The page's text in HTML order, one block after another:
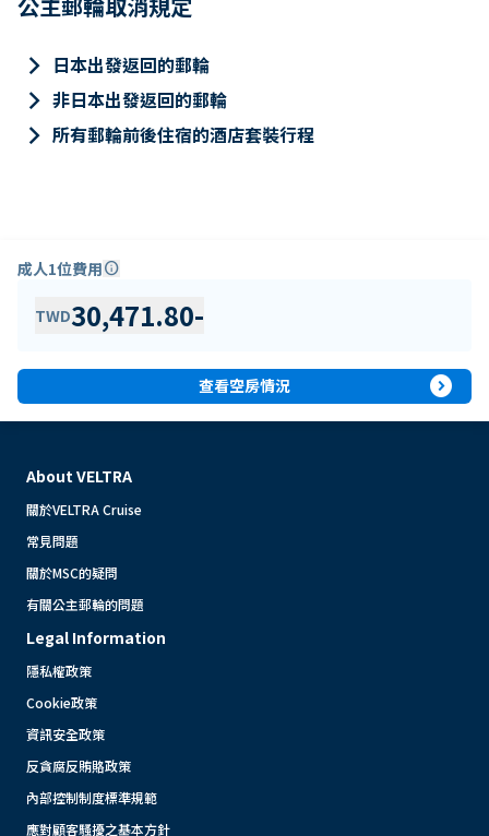
keyboard_arrow_right 日本出發返回的郵輪
keyboard_arrow_right 非日本出發返回的郵輪
keyboard_arrow_right 所有郵輪前後住宿的酒店套裝行程
成人1位費用info
TWD30,471.80-
查看空房情況 expand_circle_right
About VELTRA
關於VELTRA Cruise
常見問題
關於MSC的疑問
有關公主郵輪的問題
Legal Information
隱私權政策
Cookie政策
資訊安全政策
反貪腐反賄賂政策
內部控制制度標準規範
應對顧客騷擾之基本方針